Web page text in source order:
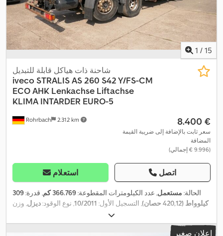
1 / 15
Rohrbach 2.312 km
شاحنة ذات هياكل قابلة للتبديل
iveco STRALIS AS 260 S42 Y/FS-CM
ECO AHK Lenkachse Liftachse
KLIMA INTARDER EURO-5
‏8.400 €
سعر ثابت بالإضافة إلى ضريبة القيمة
المضافة
(‏9.996 € إجمالي)
استعلام اتصل
الحالة: مستعمل, عدد الكيلومترات المقطوعة:366.769 كم , قدرة:309
كيلوواط (420,12 حصان)
, التسجيل الأول: 10/2011 , نوع الوقود:ديزل , وزن
, الوزن الأقصى للحمولة:
26.000 كجم
, مقاس الإطار: 315/80 R22,5 , وقود:ديزل, فرامل:معطل
إعلان صغير